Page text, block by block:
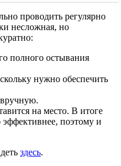
проводить регулярно
несложная, но
полного остывания
нужно обеспечить
на место. В итоге
эффективнее, поэтому и
здесь.